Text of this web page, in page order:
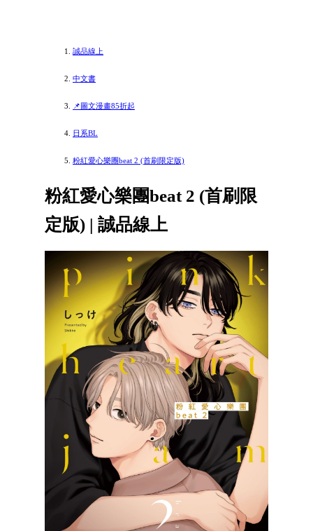
誠品線上
中文書
📌圖文漫畫85折起
日系BL
粉紅愛心樂團beat 2 (首刷限定版)
粉紅愛心樂團beat 2 (首刷限
定版) | 誠品線上